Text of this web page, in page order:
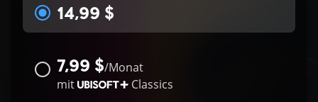
14,99 $
7,99 $/Monat
mit
Classics